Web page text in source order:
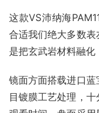
这款VS沛纳海
合适我们绝大多数
是把玄武岩材料融化
镜面方面搭载进口
目镀膜工艺处理，